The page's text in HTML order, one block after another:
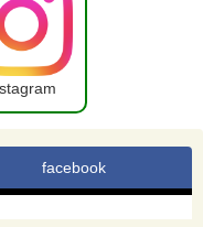
facebook